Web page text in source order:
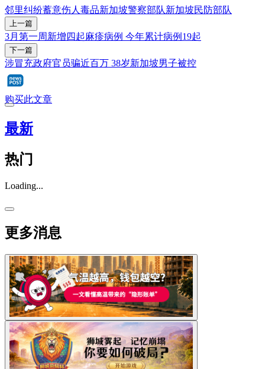
邻里纠纷蓄意伤人毒品新加坡警察部队新加坡民防部队
上一篇
3月第一周新增四起麻疹病例 今年累计病例19起
下一篇
涉冒充政府官员骗近百万 38岁新加坡男子被控
购买此文章
最新
热门
Loading...
更多消息